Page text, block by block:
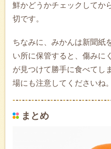
鮮かどうかチェックしてか
切です。
ちなみに、みかんは新聞紙
い所に保管すると、傷みに
が見つけて勝手に食べてし
場にも注意してくださいね。
まとめ